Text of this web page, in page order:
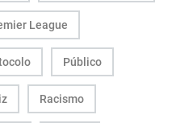
League
Público
Racismo